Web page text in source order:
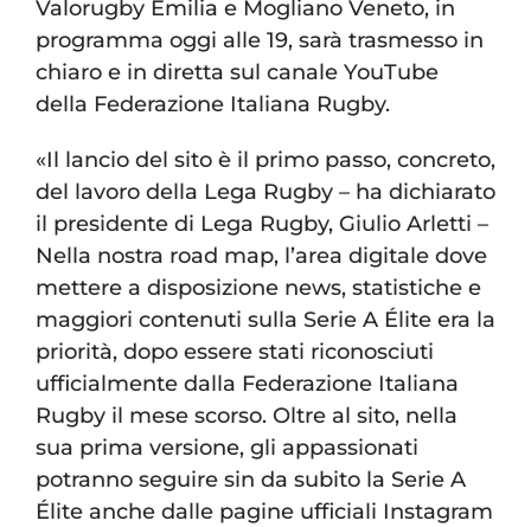
Valorugby Emilia e Mogliano Veneto, in
programma oggi alle 19, sarà trasmesso in
chiaro e in diretta sul canale YouTube
della Federazione Italiana Rugby.
«Il lancio del sito è il primo passo, concreto,
del lavoro della Lega Rugby – ha dichiarato
il presidente di Lega Rugby, Giulio Arletti –
Nella nostra road map, l’area digitale dove
mettere a disposizione news, statistiche e
maggiori contenuti sulla Serie A Élite era la
priorità, dopo essere stati riconosciuti
ufficialmente dalla Federazione Italiana
Rugby il mese scorso. Oltre al sito, nella
sua prima versione, gli appassionati
potranno seguire sin da subito la Serie A
Élite anche dalle pagine ufficiali Instagram